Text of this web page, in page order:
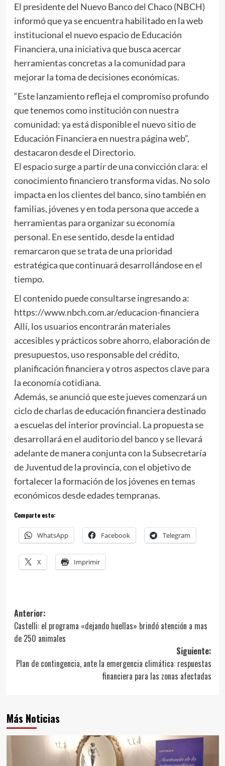
El presidente del Nuevo Banco del Chaco (NBCH)
informó que ya se encuentra habilitado en la web
institucional el nuevo espacio de Educación
Financiera, una iniciativa que busca acercar
herramientas concretas a la comunidad para
mejorar la toma de decisiones económicas.
“Este lanzamiento refleja el compromiso profundo
que tenemos como institución con nuestra
comunidad: ya está disponible el nuevo sitio de
Educación Financiera en nuestra página web”,
destacaron desde el Directorio.
El espacio surge a partir de una convicción clara: el
conocimiento financiero transforma vidas. No solo
impacta en los clientes del banco, sino también en
familias, jóvenes y en toda persona que accede a
herramientas para organizar su economía
personal. En ese sentido, desde la entidad
remarcaron que se trata de una prioridad
estratégica que continuará desarrollándose en el
tiempo.
El contenido puede consultarse ingresando a:
https://www.nbch.com.ar/educacion-financiera
Allí, los usuarios encontrarán materiales
accesibles y prácticos sobre ahorro, elaboración de
presupuestos, uso responsable del crédito,
planificación financiera y otros aspectos clave para
la economía cotidiana.
Además, se anunció que este jueves comenzará un
ciclo de charlas de educación financiera destinado
a escuelas del interior provincial. La propuesta se
desarrollará en el auditorio del banco y se llevará
adelante de manera conjunta con la Subsecretaría
de Juventud de la provincia, con el objetivo de
fortalecer la formación de los jóvenes en temas
económicos desde edades tempranas.
Comparte esto:
WhatsApp Facebook Telegram
X Imprimir
Navegación
de
entradas
Anterior:
Castelli: el programa «dejando huellas» brindó atención a mas
de 250 animales
Siguiente:
Plan de contingencia, ante la emergencia climática: respuestas
financiera para las zonas afectadas
Más Noticias